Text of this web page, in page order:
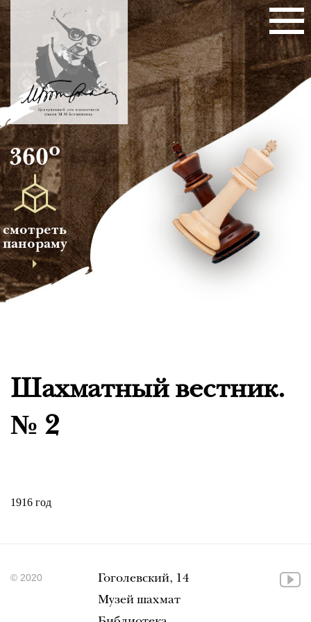
360о
смотреть
панораму
Шахматный вестник.
№ 2
1916 год
© 2020
Гоголевский, 14
Музей шахмат